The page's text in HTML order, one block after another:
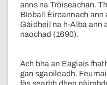
anns na Tròiseachan.
Bìoball Èireannach ann
Gàidheil na h-Alba ann
naochad (1690).
Ach bha an Eaglais
gan sgaoileadh.